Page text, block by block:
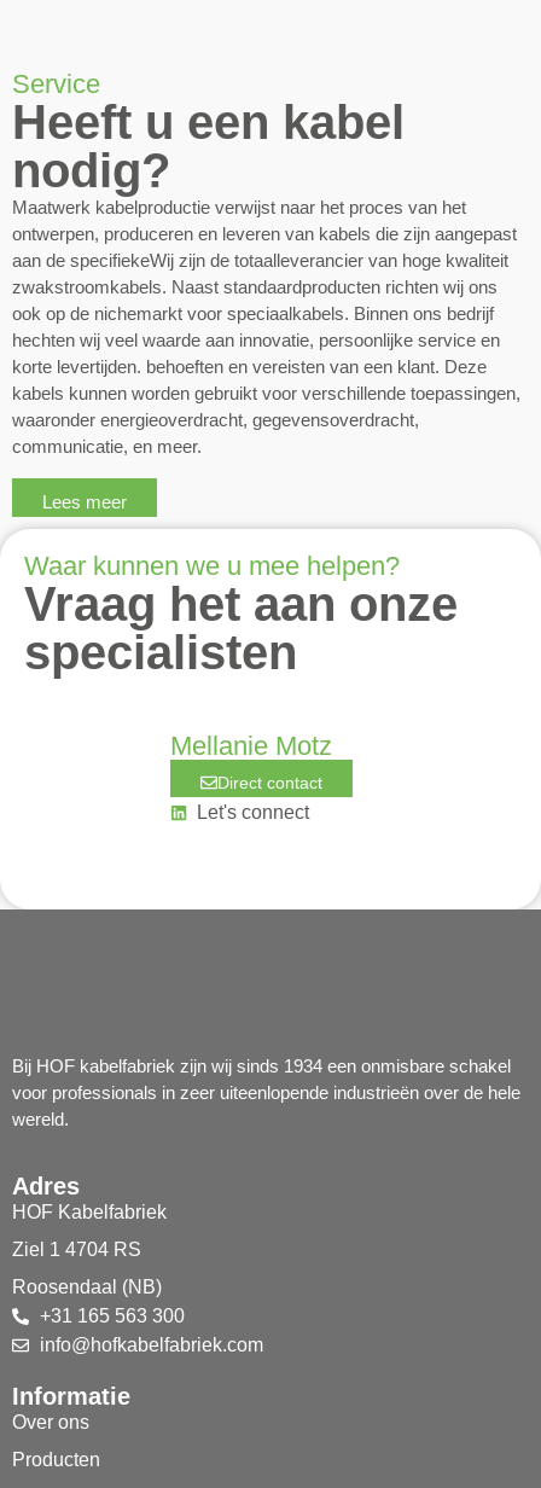
Service
Heeft u een kabel
nodig?
Maatwerk kabelproductie verwijst naar het proces van het
ontwerpen, produceren en leveren van kabels die zijn aangepast
aan de specifiekeWij zijn de totaalleverancier van hoge kwaliteit
zwakstroomkabels. Naast standaardproducten richten wij ons
ook op de nichemarkt voor speciaalkabels. Binnen ons bedrijf
hechten wij veel waarde aan innovatie, persoonlijke service en
korte levertijden. behoeften en vereisten van een klant. Deze
kabels kunnen worden gebruikt voor verschillende toepassingen,
waaronder energieoverdracht, gegevensoverdracht,
communicatie, en meer.
Lees meer
Waar kunnen we u mee helpen?
Vraag het aan onze
specialisten
Mellanie Motz
Direct contact
Let's connect
Bij HOF kabelfabriek zijn wij sinds 1934 een onmisbare schakel
voor professionals in zeer uiteenlopende industrieën over de hele
wereld.
Adres
HOF Kabelfabriek
Ziel 1 4704 RS
Roosendaal (NB)
+31 165 563 300
info@hofkabelfabriek.com
Informatie
Over ons
Producten